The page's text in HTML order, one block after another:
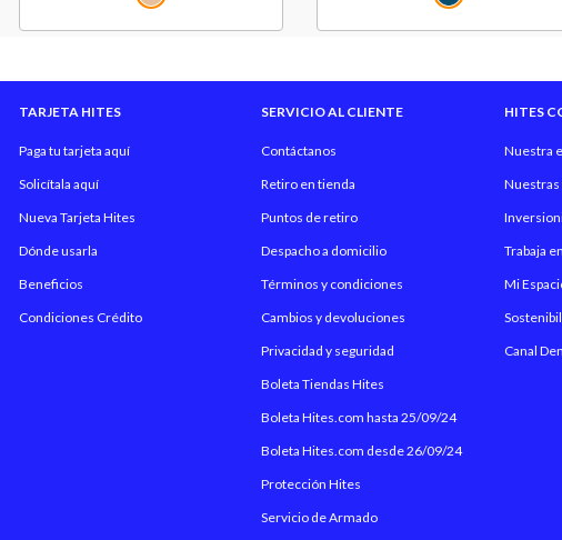
TARJETA HITES
Paga tu tarjeta aquí
Solicítala aquí
Nueva Tarjeta Hites
Dónde usarla
Beneficios
Condiciones Crédito
SERVICIO AL CLIENTE
Contáctanos
Retiro en tienda
Puntos de retiro
Despacho a domicilio
Términos y condiciones
Cambios y devoluciones
Privacidad y seguridad
Boleta Tiendas Hites
Boleta Hites.com hasta 25/09/24
Boleta Hites.com desde 26/09/24
Protección Hites
Servicio de Armado
HITES
Nuestra
Nuestras
Trabaja
Mi
Canal